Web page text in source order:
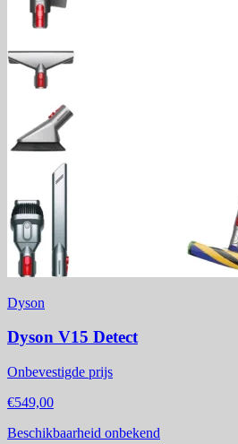
Dyson
Dyson V15 Detect
Onbevestigde prijs
€549,00
Beschikbaarheid onbekend